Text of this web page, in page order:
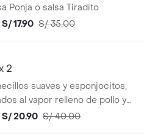
Ponja o salsa Tiradito
S/ 17.90 S/ 35.00
2
suaves y esponjocitos,
al vapor relleno de pollo y
langostino acompañado de una
S/ 20.90 S/ 40.00